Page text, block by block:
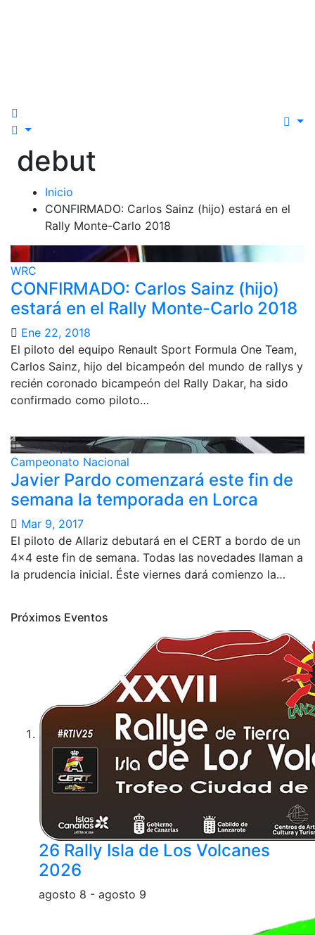
debut
Inicio
CONFIRMADO: Carlos Sainz (hijo) estará en el
Rally Monte-Carlo 2018
WRC
CONFIRMADO: Carlos Sainz (hijo)
estará en el Rally Monte-Carlo 2018
Ene 22, 2018
El piloto del equipo Renault Sport Formula One Team,
Carlos Sainz, hijo del bicampeón del mundo de rallys y
recién coronado bicampeón del Rally Dakar, ha sido
confirmado como piloto…
Campeonato Nacional
Javier Pardo comenzará este fin de
semana la temporada en Lorca
Mar 9, 2017
El piloto de Allariz debutará en el CERT a bordo de un
4×4 este fin de semana. Todas las novedades llaman a
la prudencia inicial. Éste viernes dará comienzo la…
Próximos Eventos
26 Rally Isla de Los Volcanes
2026
agosto 8 - agosto 9